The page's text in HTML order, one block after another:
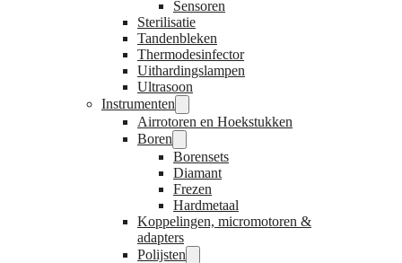
Sensoren
Sterilisatie
Tandenbleken
Thermodesinfector
Uithardingslampen
Ultrasoon
Instrumenten
Airrotoren en Hoekstukken
Boren
Borensets
Diamant
Frezen
Hardmetaal
Koppelingen, micromotoren &
adapters
Polijsten